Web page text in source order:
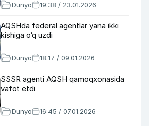
Dunyo 19:38 / 23.01.2026
AQSHda federal agentlar yana ikki
kishiga o‘q uzdi
Dunyo 18:17 / 09.01.2026
SSSR agenti AQSH qamoqxonasida
vafot etdi
Dunyo 16:45 / 07.01.2026